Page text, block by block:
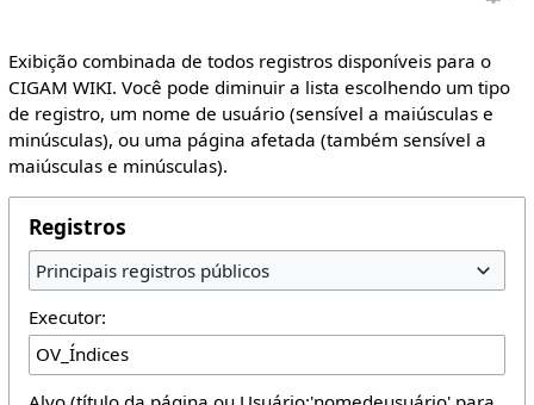
Exibição combinada de todos registros disponíveis para o
CIGAM WIKI. Você pode diminuir a lista escolhendo um tipo
de registro, um nome de usuário (sensível a maiúsculas e
minúsculas), ou uma página afetada (também sensível a
maiúsculas e minúsculas).
Registros
Principais registros públicos
Executor: